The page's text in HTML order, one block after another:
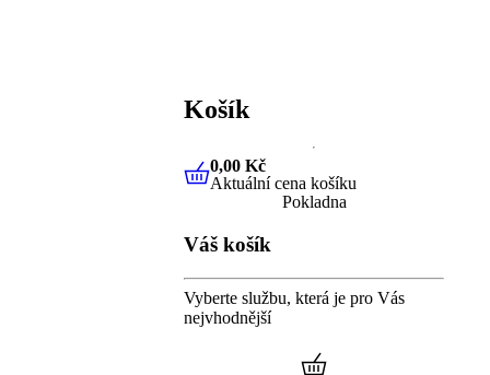
Košík
0,00 KčAktuální cena košíku
0,00 Kč
Aktuální cena košíku
Pokladna
Váš košík
Vyberte službu, která je pro Vás
nejvhodnější